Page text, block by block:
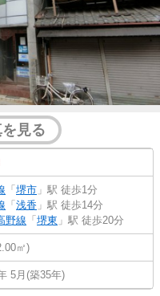
見る
「 堺市 」駅 徒歩1分
「 浅香 」駅 徒歩14分
野線 「 堺東 」駅 徒歩20分
㎡)
5月(築35年)